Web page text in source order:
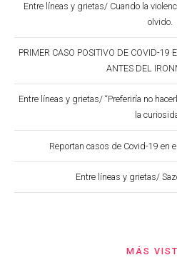
Entre líneas y grietas/ Cuando la
olvido.
PRIMER CASO POSITIVO DE COVID-19
ANTES DEL
Entre líneas y grietas/ “Preferiría no
la
Reportan casos de Covid-19 en
Entre líneas y grietas/
MÁS